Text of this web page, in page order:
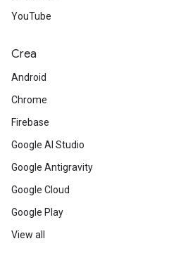
YouTube
Crea
Android
Chrome
Firebase
Google AI Studio
Google Antigravity
Google Cloud
Google Play
View all